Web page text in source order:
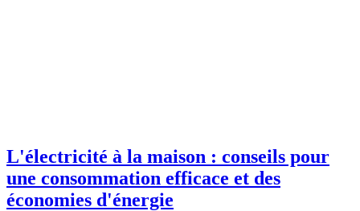
L'électricité à la maison : conseils pour
une consommation efficace et des
économies d'énergie